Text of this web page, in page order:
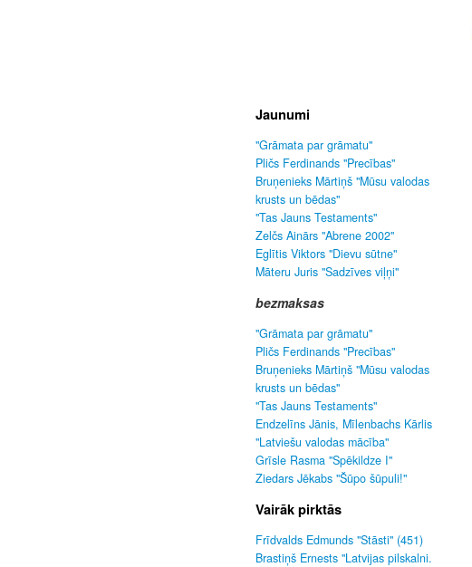
Jaunumi
"Grāmata par grāmatu"
Pličs Ferdinands "Precības"
Bruņenieks Mārtiņš "Mūsu valodas
krusts un bēdas"
"Tas Jauns Testaments"
Zelčs Ainārs "Abrene 2002"
Eglītis Viktors "Dievu sūtne"
Māteru Juris "Sadzīves viļņi"
bezmaksas
"Grāmata par grāmatu"
Pličs Ferdinands "Precības"
Bruņenieks Mārtiņš "Mūsu valodas
krusts un bēdas"
"Tas Jauns Testaments"
Endzelīns Jānis, Mīlenbachs Kārlis
"Latviešu valodas mācība"
Grīsle Rasma "Spēkildze I"
Ziedars Jēkabs "Šūpo šūpuli!"
Vairāk pirktās
Frīdvalds Edmunds "Stāsti" (451)
Brastiņš Ernests "Latvijas pilskalni.